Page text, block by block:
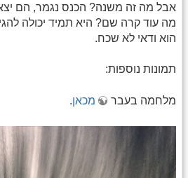
אבל מה זה משנה? הכנס נגמר, הם
מה עוד קרה שם? היא תמיד יכולה
הוא ודאי לא שכח.
תמונות נוספות:
מלחמה בעבר מכאן.